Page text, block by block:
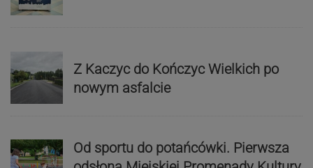
Z Kaczyc do Kończyc Wielkich po
nowym asfalcie
Od sportu do potańcówki. Pierwsza